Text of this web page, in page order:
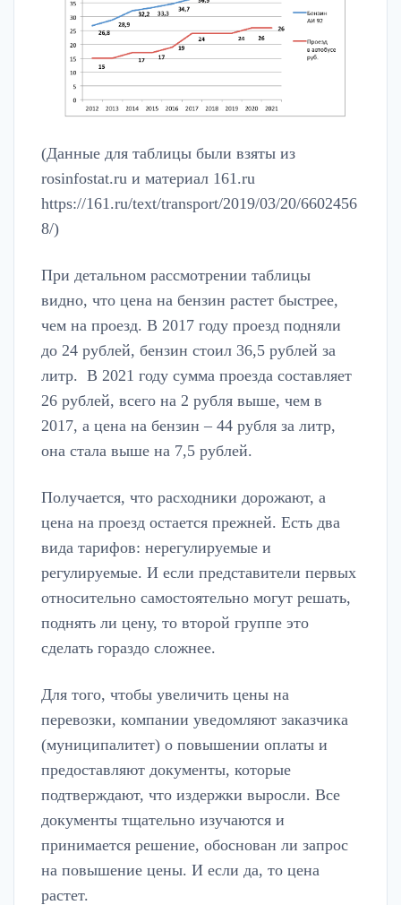
(Данные для таблицы были взяты из
rosinfostat.ru и материал 161.ru
https://161.ru/text/transport/2019/03/20/6602456
8/)
При детальном рассмотрении таблицы
видно, что цена на бензин растет быстрее,
чем на проезд. В 2017 году проезд подняли
до 24 рублей, бензин стоил 36,5 рублей за
литр. В 2021 году сумма проезда составляет
26 рублей, всего на 2 рубля выше, чем в
2017, а цена на бензин – 44 рубля за литр,
она стала выше на 7,5 рублей.
Получается, что расходники дорожают, а
цена на проезд остается прежней. Есть два
вида тарифов: нерегулируемые и
регулируемые. И если представители первых
относительно самостоятельно могут решать,
поднять ли цену, то второй группе это
сделать гораздо сложнее.
Для того, чтобы увеличить цены на
перевозки, компании уведомляют заказчика
(муниципалитет) о повышении оплаты и
предоставляют документы, которые
подтверждают, что издержки выросли. Все
документы тщательно изучаются и
принимается решение, обоснован ли запрос
на повышение цены. И если да, то цена
растет.